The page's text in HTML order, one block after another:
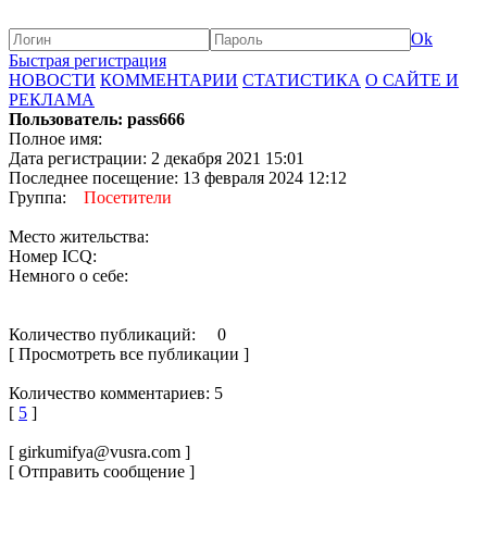
Ok
Быстрая регистрация
НОВОСТИ КОММЕНТАРИИ СТАТИСТИКА О САЙТЕ И
РЕКЛАМА
Пользователь: pass666
Полное имя:
Дата регистрации: 2 декабря 2021 15:01
Последнее посещение: 13 февраля 2024 12:12
Группа: Посетители
Место жительства:
Номер ICQ:
Немного о себе:
Количество публикаций: 0
[ Просмотреть все публикации ]
Количество комментариев: 5
[ 5 ]
[ girkumifya@vusra.com ]
[ Отправить сообщение ]